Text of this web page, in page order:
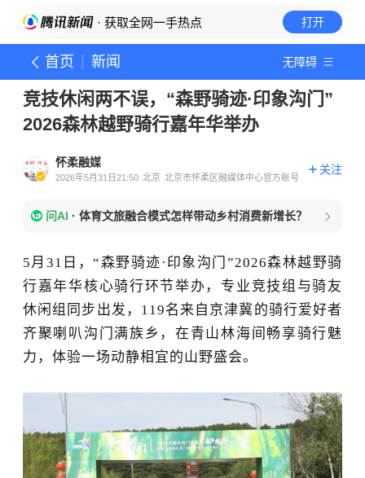
· 获取全网一手热点 打开
首页 新闻 无障碍
竞技休闲两不误，“森野骑迹·印象沟门”
2026森林越野骑行嘉年华举办
怀柔融媒
2026年5月31日21:50 北京 北京市怀柔区融媒体中心官方账号
关注
问AI · 体育文旅融合模式怎样带动乡村消费新增长？
5月31日，“森野骑迹·印象沟门”2026森林越野骑
行嘉年华核心骑行环节举办，专业竞技组与骑友
休闲组同步出发，119名来自京津冀的骑行爱好者
齐聚喇叭沟门满族乡，在青山林海间畅享骑行魅
力，体验一场动静相宜的山野盛会。